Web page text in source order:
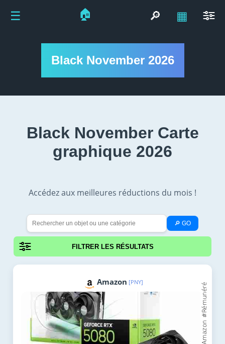
Black November 2026
Black November Carte
graphique 2026
Accédez aux meilleures réductions du mois !
🔎 GO
☰ 🏠 🔎 ▦
FILTRER LES RÉSULTATS
Amazon [PNY]